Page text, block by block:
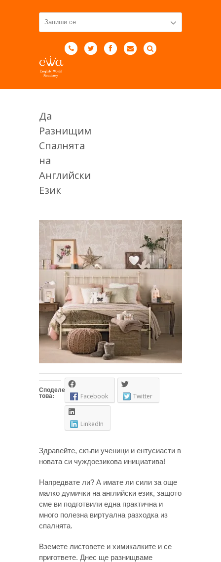
Да
Разнищим
Спалнята
на
Английски
Език
Споделете
това: Facebook Twitter
LinkedIn
Здравейте, скъпи ученици и ентусиасти в
новата си чуждоезикова инициатива!
Напредвате ли? А имате ли сили за още
малко думички на английски език, защото
сме ви подготвили една практична и
много полезна виртуална разходка из
спалнята.
Вземете листовете и химикалките и се
пригответе. Днес ще разнищваме